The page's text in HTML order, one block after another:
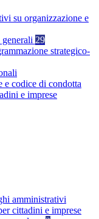
su organizzazione e
29
strategico-
e codice di condotta
e imprese
amministrativi
cittadini e imprese